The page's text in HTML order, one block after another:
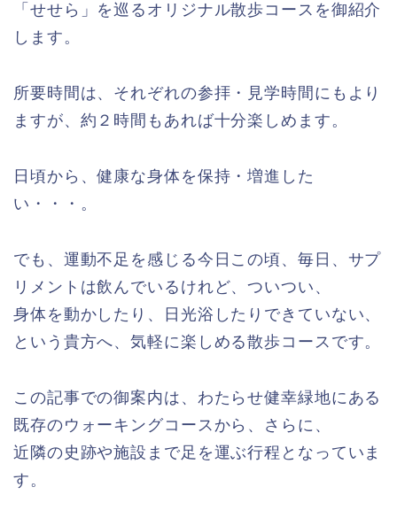
「せせら」を巡るオリジナル散歩コースを御紹介
します。
所要時間は、それぞれの参拝・見学時間にもより
ますが、約２時間もあれば十分楽しめます。
日頃から、健康な身体を保持・増進した
い・・・。
でも、運動不足を感じる今日この頃、毎日、サプ
リメントは飲んでいるけれど、ついつい、
身体を動かしたり、日光浴したりできていない、
という貴方へ、気軽に楽しめる散歩コースです。
この記事での御案内は、わたらせ健幸緑地にある
既存のウォーキングコースから、さらに、
近隣の史跡や施設まで足を運ぶ行程となっていま
す。